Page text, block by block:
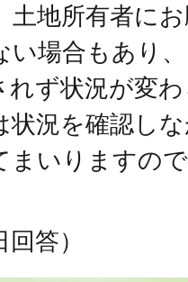
土地所有者に
い場合もあり
れず状況が変
状況を確認し
まいりますの
答）